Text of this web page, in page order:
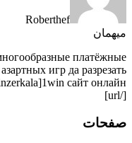
Roberthef
میهمان
платёжные
игр да разрезать
сайт онлайн
[/url]
صفحات